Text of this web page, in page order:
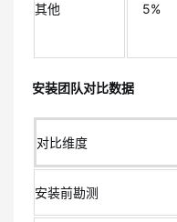
其他 5%
安装团队对比数据
对比维度
安装前勘测